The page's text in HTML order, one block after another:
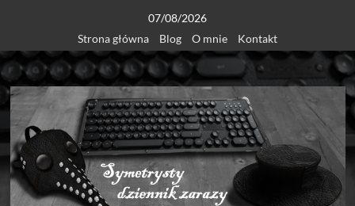
content
07/08/2026
Strona główna
Blog O mnie Kontakt